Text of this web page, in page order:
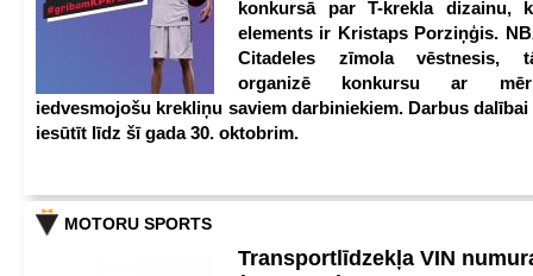
konkursā par T-krekla dizainu,
elements ir Kristaps Porziņģis.
Citadeles zīmola vēstnesis,
organizē konkursu ar
iedvesmojošu krekliņu saviem darbiniekiem. Darbus
iesūtīt līdz šī gada 30. oktobrim.
MOTORU SPORTS
Transportlīdzekļa VIN